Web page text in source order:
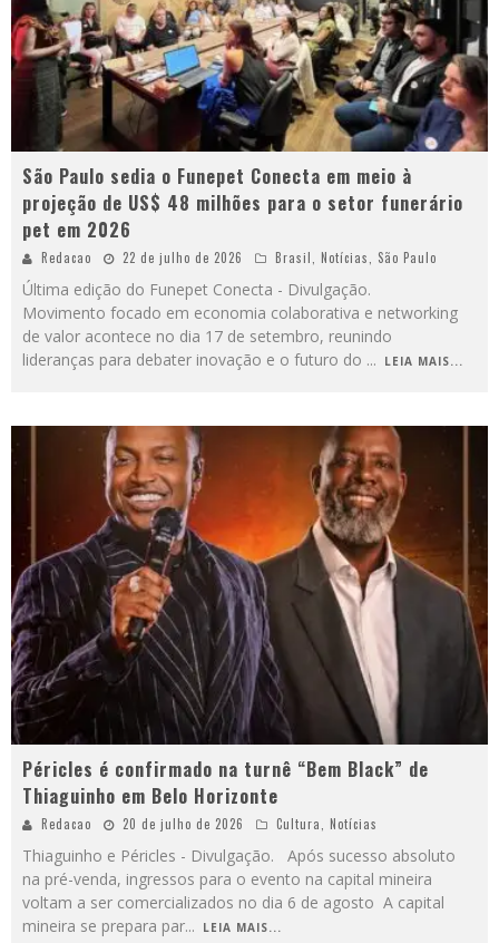
São Paulo sedia o Funepet Conecta em meio à
projeção de US$ 48 milhões para o setor funerário
pet em 2026
Redacao 22 de julho de 2026 Brasil, Notícias, São Paulo
Última edição do Funepet Conecta - Divulgação.
Movimento focado em economia colaborativa e networking
de valor acontece no dia 17 de setembro, reunindo
lideranças para debater inovação e o futuro do ... LEIA MAIS...
Péricles é confirmado na turnê “Bem Black” de
Thiaguinho em Belo Horizonte
Redacao 20 de julho de 2026 Cultura Notícias
Thiaguinho e Péricles - Divulgação. Após sucesso absoluto
na pré-venda, ingressos para o evento na capital mineira
voltam a ser comercializados no dia 6 de agosto A capital
mineira se prepara par... LEIA MAIS...